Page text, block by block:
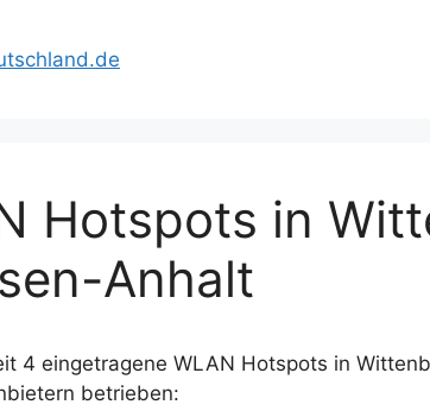
Hotspots in
Anhalt
4 eingetragene WLAN Hotspots in
betrieben: